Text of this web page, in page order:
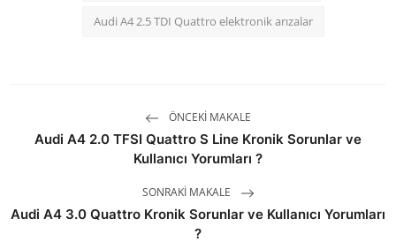
Audi A4 2.5 TDI Quattro elektronik arızalar
ÖNCEKI MAKALE
Audi A4 2.0 TFSI Quattro S Line Kronik Sorunlar ve
Kullanıcı Yorumları ?
SONRAKI MAKALE
Audi A4 3.0 Quattro Kronik Sorunlar ve Kullanıcı Yorumları
?